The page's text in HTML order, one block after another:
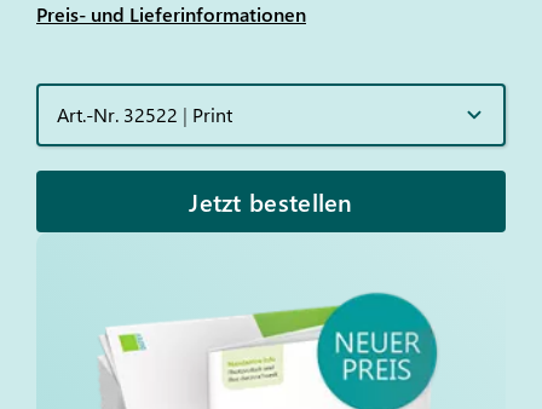
Preis- und Lieferinformationen
Art.-Nr. 32522 | Print
Jetzt bestellen